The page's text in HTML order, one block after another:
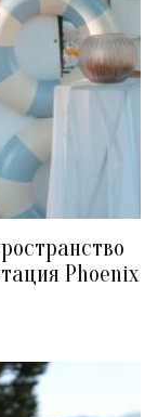
Phoenix